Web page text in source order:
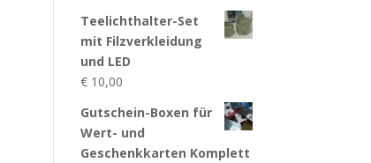
war:
€ 12,00
ist:
€ 8,00.
Teelichthalter-Set
mit Filzverkleidung
und LED
€ 10,00
Gutschein-Boxen für
Wert- und
Geschenkkarten Komplett